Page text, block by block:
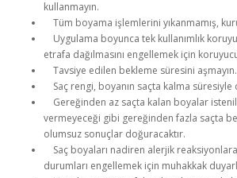
kullanmayın.
Tüm boyama işlemlerini yıkanmamış,
Uygulama boyunca tek kullanımlık
etrafa dağılmasını engellemek için
Tavsiye edilen bekleme süresini aşmayın.
Saç rengi, boyanın saçta kalma
Gereğinden az saçta kalan boyalar
vermeyeceği gibi gereğinden fazla saçta
olumsuz sonuçlar doğuracaktır.
Saç boyaları nadiren alerjik
durumları engellemek için muhakkak